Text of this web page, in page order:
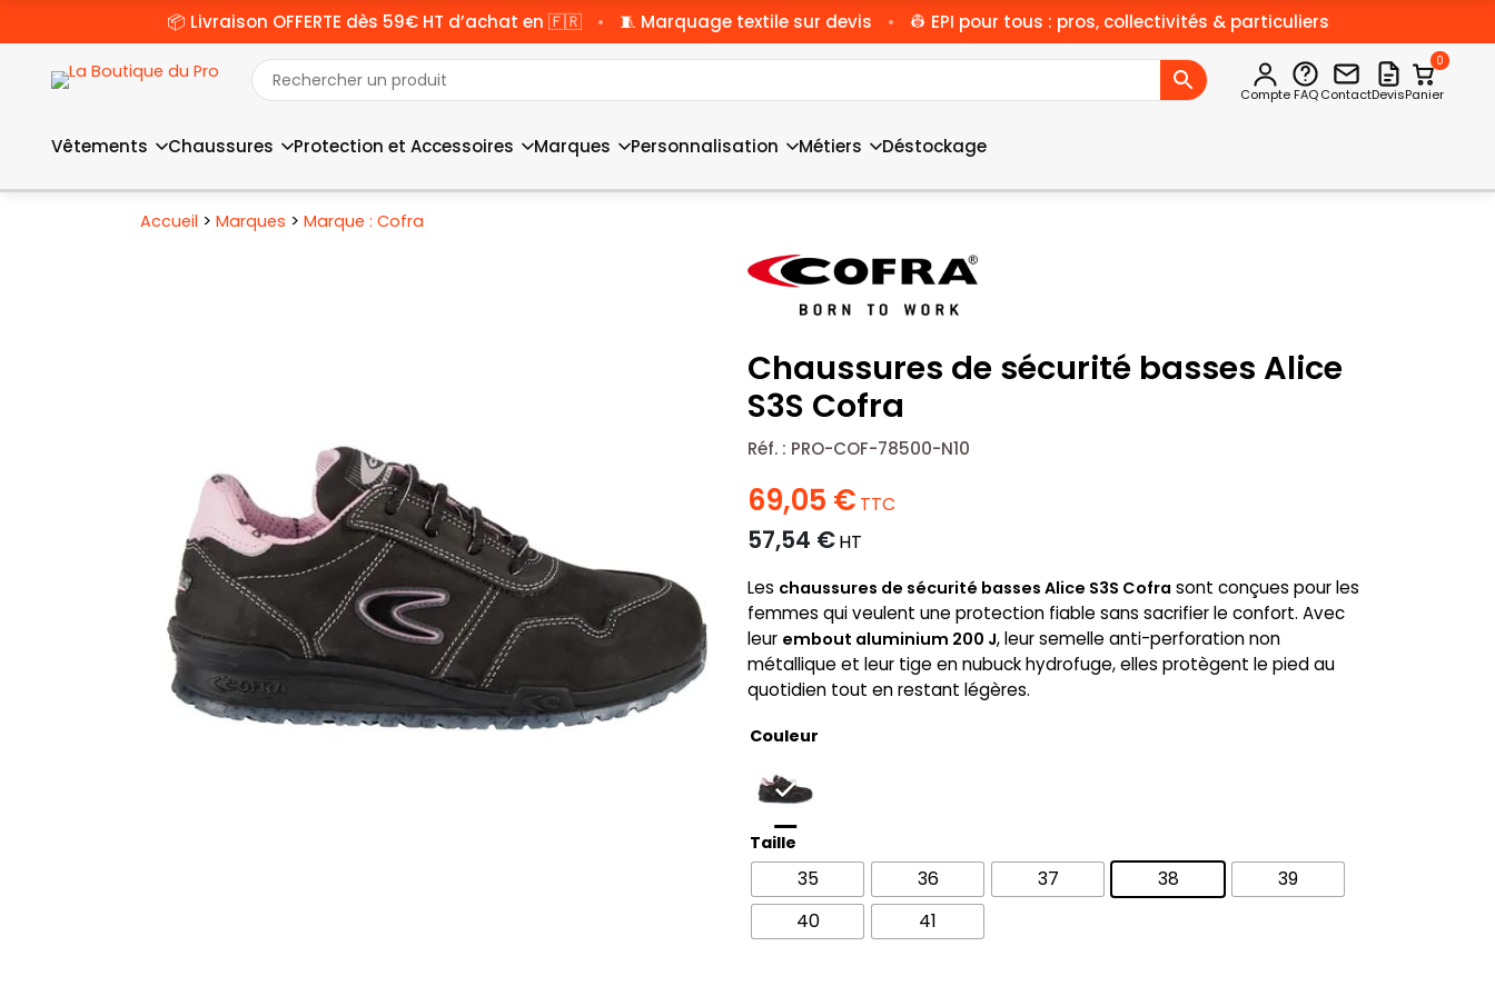
📦 Livraison OFFERTE dès 59€ HT d’achat en 🇫🇷 • 🧵 Marquage textile sur devis • 👷 EPI pour tous : pros, collectivités & particuliers
Compte FAQContactDevis
0
Panier
Vêtements Chaussures Protection et Accessoires Marques Personnalisation Métiers Déstockage
Accueil > Marques > Marque : Cofra
Chaussures de sécurité basses Alice
S3S Cofra
Réf. : PRO-COF-78500-N10
69,05 € TTC
57,54 €HT
Les chaussures de sécurité basses Alice S3S Cofra sont conçues pour les
femmes qui veulent une protection fiable sans sacrifier le confort. Avec
leur embout aluminium 200 J, leur semelle anti-perforation non
métallique et leur tige en nubuck hydrofuge, elles protègent le pied au
quotidien tout en restant légères.
Couleur
Taille
35 36 37 38
39
40
41